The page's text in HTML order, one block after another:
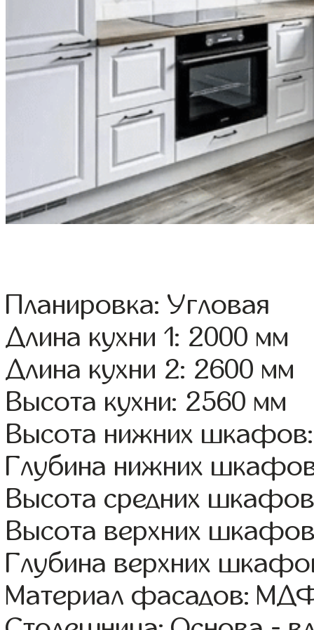
Планировка: Угловая
Длина кухни 1: 2000 мм
Длина кухни 2: 2600 мм
Высота кухни: 2560 мм
Высота нижних
Глубина нижних
Высота средних
Высота верхних
Глубина верхних
Материал фасадов: